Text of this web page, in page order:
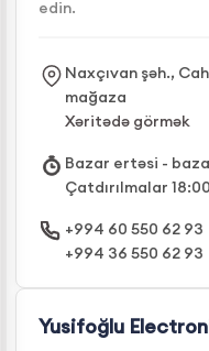
edin.
Naxçıvan şəh.,
mağaza
Xəritədə görmək
Bazar ertəsi -
Çatdırılmalar
+994 60 550 62 93
+994 36 550 62 93
Yusifoğlu